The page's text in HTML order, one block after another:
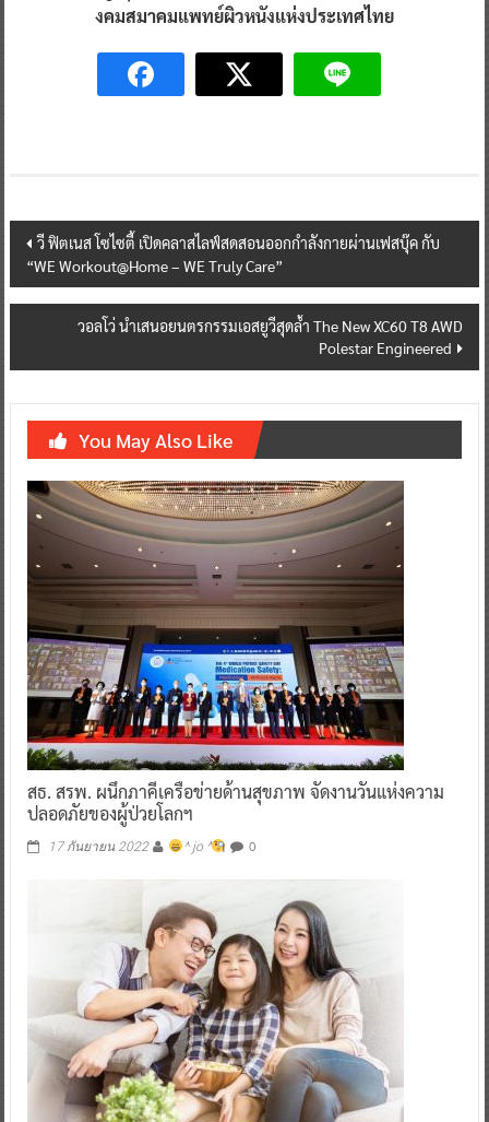
งคมสมาคมแพทย์ผิวหนังแห่งประเทศไทย
Post
navigation
วี ฟิตเนส โซไซตี้ เปิดคลาสไลฟ์สดสอนออกกำลังกายผ่านเฟสบุ๊ค กับ
“WE Workout@Home – WE Truly Care”
วอลโว่ นำเสนอยนตรกรรมเอสยูวีสุดล้ำ The New XC60 T8 AWD
Polestar Engineered
You May Also Like
สธ. สรพ. ผนึกภาคีเครือข่ายด้านสุขภาพ จัดงานวันแห่งความ
ปลอดภัยของผู้ป่วยโลกฯ
17 กันยายน 2022 ^ jo ^ 0